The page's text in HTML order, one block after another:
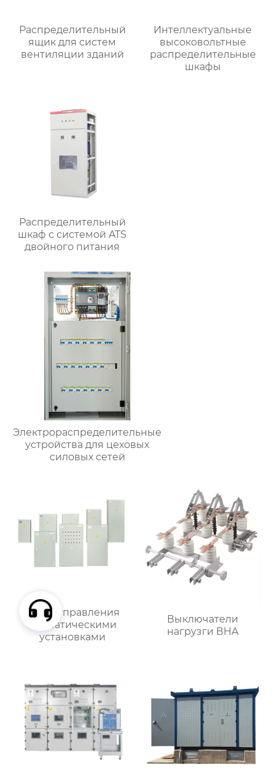
Распределительный
ящик для систем
вентиляции зданий
Интеллектуальные
высоковольтные
распределительные
шкафы
Распределительный
шкаф с системой ATS
двойного питания
Электрораспределительные
устройства для цеховых
силовых сетей
Шкаф управления
климатическими
установками
Выключатели
нагрузги ВНА